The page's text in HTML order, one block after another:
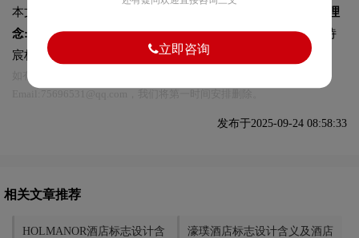
本文标题和链接
中濠嘉际酒店标志设计含义及酒店品牌设计理
念:
https://logo9.net/works/15235.html转载时请注明出处为诗
宸标志设计及本链接!
如有内容侵犯您的合法权益，请及时与我们联系
发布于2025-09-24 08:58:33
相关文章推荐
HOLMANOR酒店标志设计含
濠璞酒店标志设计含义及酒店
立即咨询